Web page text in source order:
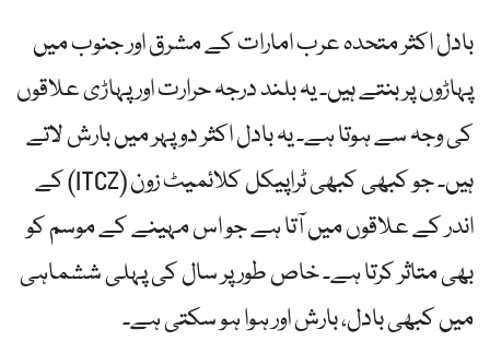
بادل اکثر متحدہ عرب امارات کے مشرق اور جنوب میں
پہاڑوں پر بنتے ہیں۔ یہ بلند درجہ حرارت اور پہاڑی علاقوں
کی وجہ سے ہوتا ہے۔ یہ بادل اکثر دوپہر میں بارش لاتے
ہیں۔ جو کبھی کبھی ٹراپیکل کلائمیٹ زون (ITCZ) کے
اندر کے علاقوں میں آتا ہے جو اس مہینے کے موسم کو
بھی متاثر کرتا ہے۔ خاص طور پر سال کی پہلی ششماہی
میں کبھی بادل، بارش اور ہوا ہو سکتی ہے۔